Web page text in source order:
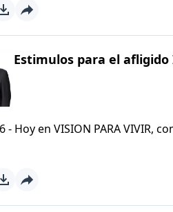
Tesalonicenses y escuchemos
Estimulos para el afligido
- Hoy en VISION PARA
FIRME: UN ESTUDIO DE 2
A. Zazueta titulo: "ESTIMULOS